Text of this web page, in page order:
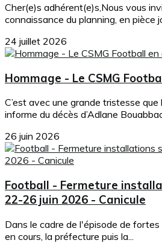
Cher(e)s adhérent(e)s,Nous vous
connaissance du planning, en pièce
24 juillet 2026
Hommage - Le CSMG
C’est avec une grande tristesse
informe du décès d’Adlane
26 juin 2026
Football - Fermeture
22-26 juin 2026 - Canicule
Dans le cadre de l'épisode de
en cours, la préfecture puis la...